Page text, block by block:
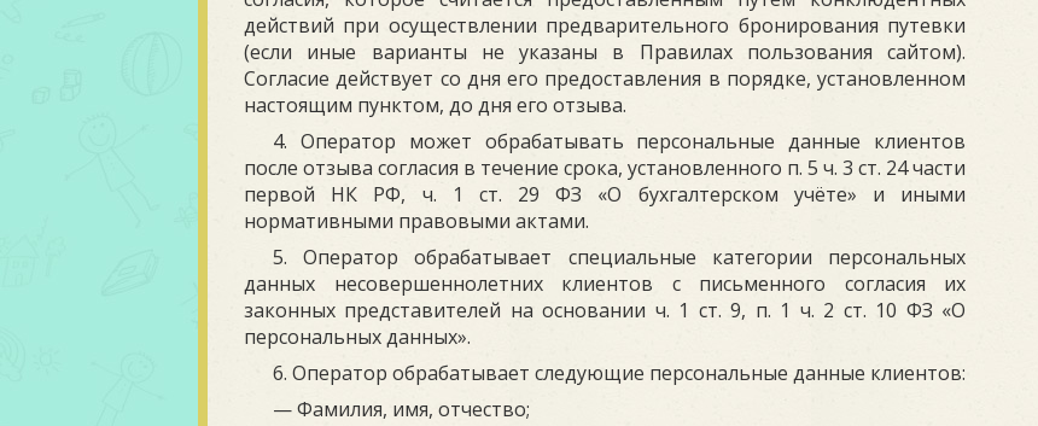
действий при осуществлении предварительного бронирования путевки
(если иные варианты не указаны в Правилах пользования сайтом).
Согласие действует со дня его предоставления в порядке, установленном
настоящим пунктом, до дня его отзыва.
4. Оператор может обрабатывать персональные данные клиентов
после отзыва согласия в течение срока, установленного п. 5 ч. 3 ст. 24 части
первой НК РФ, ч. 1 ст. 29 ФЗ «О бухгалтерском учёте» и иными
нормативными правовыми актами.
5. Оператор обрабатывает специальные категории персональных
данных несовершеннолетних клиентов с письменного согласия их
законных представителей на основании ч. 1 ст. 9, п. 1 ч. 2 ст. 10 ФЗ «О
персональных данных».
6. Оператор обрабатывает следующие персональные данные клиентов:
— Фамилия, имя, отчество;